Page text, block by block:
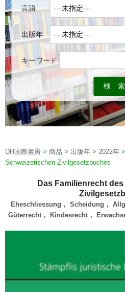
言語
出版年
キーワード
DH国際書房 > 商品 > 出版年 > 2022年 >
Schweizerischen Zivilgesetzbuches
Das Familienrecht
Eheschliessung， Scheidung，
Güterrecht， Kindesrecht，